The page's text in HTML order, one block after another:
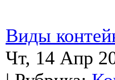
Виды
Чт, 14 Апр